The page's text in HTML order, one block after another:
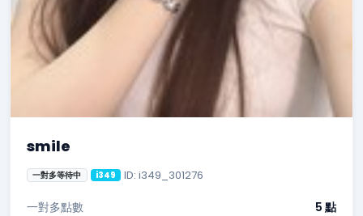
smile
一對多等待中 i349 ID: i349_301276
一對多點數
5 點